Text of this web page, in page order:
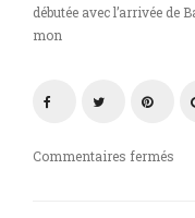
débutée avec l’arrivée de
mon
Commentaires fermés